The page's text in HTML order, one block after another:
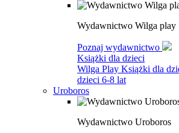
Wydawnictwo Wilga play
Poznaj wydawnictwo
Książki dla dzieci
Wilga Play Książki dla
dzieci 6-8 lat
Uroboros
Wydawnictwo Uroboros